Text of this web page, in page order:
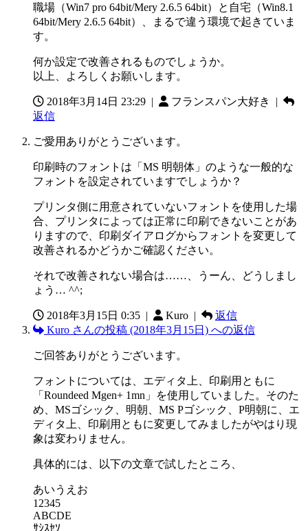
職場（Win7 pro 64bit/Mery 2.6.5 64bit）と自宅（Win8.1
64bit/Mery 2.6.5 64bit）、まるで違う環境で起きていま
す。
何か設定で改善されるものでしょうか。
以上、よろしくお願いします。
2018年3月14日 23:29 |
フランスパン大好き |
返信
ご愛用ありがとうございます。
印刷時のフォントは「MS 明朝体」のような一般的な
フォントを設定されていますでしょうか？
プリンタ側に用意されていないフォントを使用した場
合、プリンタによっては正常に印刷できないことがあ
りますので、印刷ダイアログからフォントを変更して
改善されるかどうかご確認ください。
それで改善されない場合は……、うーん、どうしまし
ょう… ^^;
2018年3月15日 0:35 | Kuro |
返信
Kuro さんの投稿 (2018年3月15日) への返信
ご回答ありがとうございます。
フォントについては、エディタ上、印刷用ともに
「Roundeed Mgen+ 1mn」を使用していました。そのた
め、MSゴシック、明朝、MS Pゴシック、P明朝に、エ
ディタ上、印刷用ともに変更してみましたがやはり現
象は変わりません。
具体的には、以下の文章で試したところ、
あいうえお
12345
ABCDE
ｻｼｽｾｿ